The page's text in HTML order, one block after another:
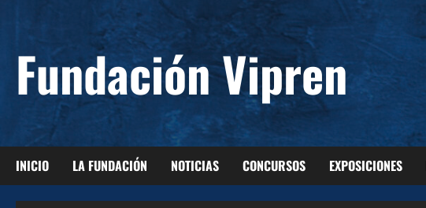
contenido
Fundación Vipren
INICIO LA FUNDACIÓN NOTICIAS CONCURSOS EXPOSICIONES